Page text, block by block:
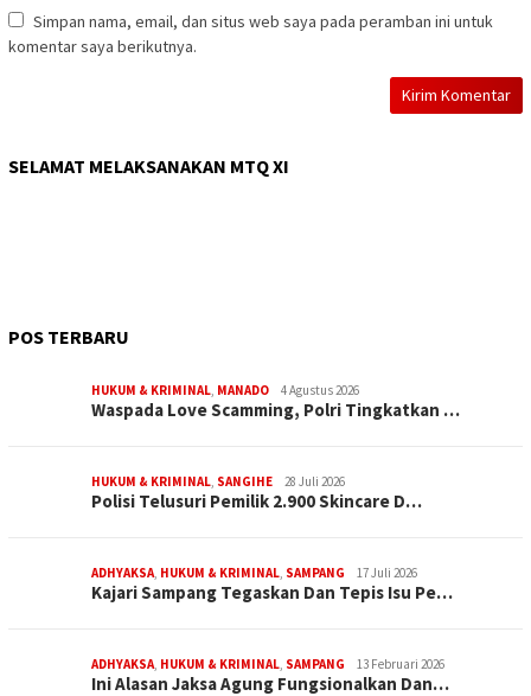
Simpan nama, email, dan situs web saya pada peramban ini untuk
komentar saya berikutnya.
SELAMAT MELAKSANAKAN MTQ XI
POS TERBARU
HUKUM & KRIMINAL, MANADO 4 Agustus 2026
Waspada Love Scamming, Polri Tingkatkan …
HUKUM & KRIMINAL, SANGIHE 28 Juli 2026
Polisi Telusuri Pemilik 2.900 Skincare D…
ADHYAKSA, HUKUM & KRIMINAL, SAMPANG 17 Juli 2026
Kajari Sampang Tegaskan Dan Tepis Isu Pe…
ADHYAKSA, HUKUM & KRIMINAL, SAMPANG 13 Februari 2026
Ini Alasan Jaksa Agung Fungsionalkan Dan…